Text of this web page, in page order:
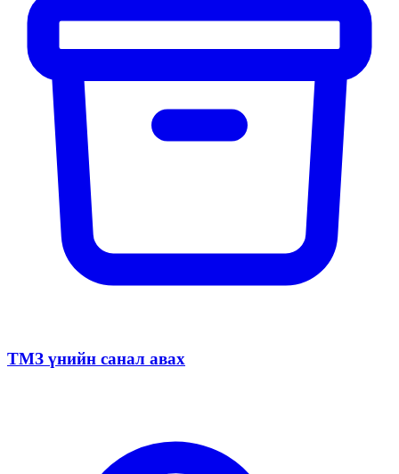
ТМЗ үнийн санал авах